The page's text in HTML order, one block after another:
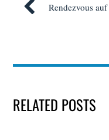
Rendezvous
RELATED POSTS